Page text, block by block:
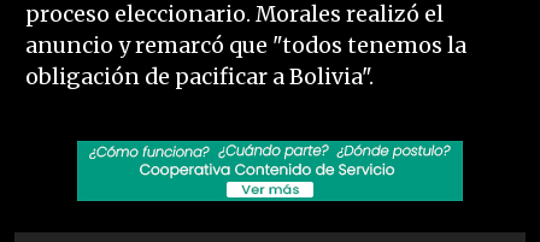
proceso eleccionario. Morales realizó el
anuncio y remarcó que "todos tenemos la
obligación de pacificar a Bolivia".